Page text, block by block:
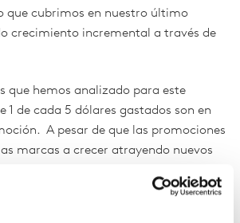
que cubrimos en nuestro último
crecimiento incremental a través de
que hemos analizado para este
1 de cada 5 dólares gastados son en
A pesar de que las promociones
marcas a crecer atrayendo nuevos
en penetración.